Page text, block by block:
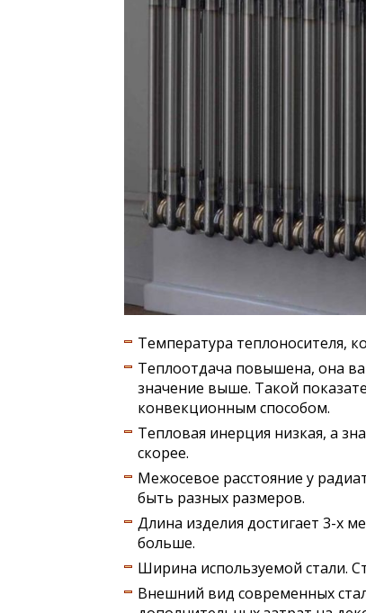
Температура теплоносителя,
Теплоотдача повышена, она
значение выше. Такой
конвекционным способом.
Тепловая инерция низкая, а
скорее.
Межосевое расстояние у
быть разных размеров.
Длина изделия достигает 3-х
больше.
Ширина используемой стали.
Внешний вид современных